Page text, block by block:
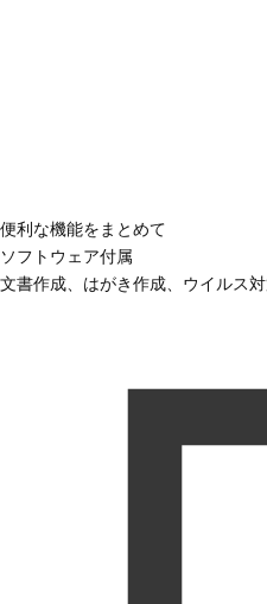
便利な機能をまとめて
ソフトウェア付属
文書作成、はがき作成、ウイルス